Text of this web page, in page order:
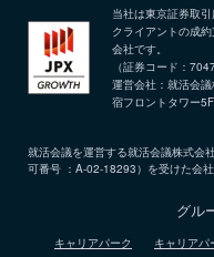
当社は東京証券取
クライアントの成
会社です。
（証券コード：7047
運営会社：就活会
宿フロントタワー5F
就活会議を運営する就活会議株式会
可番号 ：A-02-18293）を受けた会社